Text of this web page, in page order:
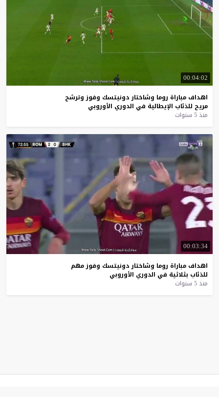
00:04:02
اهداف مباراة روما وشاختار دونيتسك وفوز وترشح
مريح للذئاب الإيطالية في الدوري الأوروبي
منذ 5 سنوات
00:03:34
اهداف مباراة روما وشاختار دونيتسك وفوزمهم
للذئاب بثلاثية في الدوري الأوروبي
منذ 5 سنوات